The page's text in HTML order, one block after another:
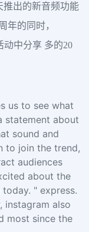
推出的新音频功能
年的同时，
动中分享 多的20
us to see what
statement about
sound and
to join the trend,
audiences
about the
" express.
instagram also
most since the